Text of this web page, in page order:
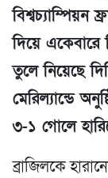
বিশ্বচ্যাম্পিয়ন
দিয়ে
তুলে নিয়েছে
মেরিল্যান্ডে
৩-১ গোলে
ব্রাজিলকে